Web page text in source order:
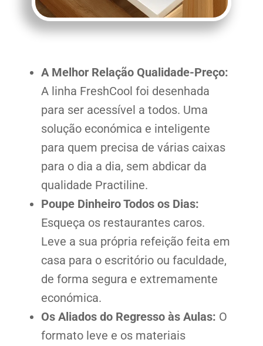
A Melhor Relação Qualidade-Preço:
A linha FreshCool foi desenhada
para ser acessível a todos. Uma
solução económica e inteligente
para quem precisa de várias caixas
para o dia a dia, sem abdicar da
qualidade Practiline.
Poupe Dinheiro Todos os Dias:
Esqueça os restaurantes caros.
Leve a sua própria refeição feita em
casa para o escritório ou faculdade,
de forma segura e extremamente
económica.
Os Aliados do Regresso às Aulas: O
formato leve e os materiais